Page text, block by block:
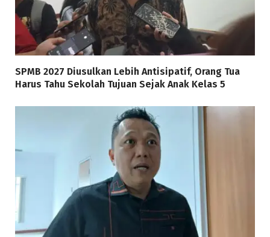
SPMB 2027 Diusulkan Lebih Antisipatif, Orang Tua
Harus Tahu Sekolah Tujuan Sejak Anak Kelas 5